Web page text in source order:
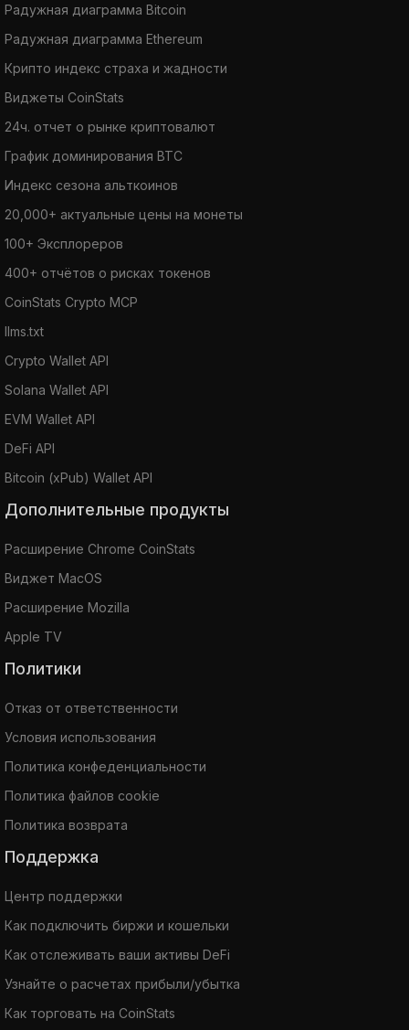
Радужная диаграмма Bitcoin
Радужная диаграмма Ethereum
Крипто индекс страха и жадности
Виджеты CoinStats
24ч. отчет о рынке криптовалют
График доминирования BTC
Индекс сезона альткоинов
20,000+ актуальные цены на монеты
100+ Эксплореров
400+ отчётов о рисках токенов
CoinStats Crypto MCP
llms.txt
Crypto Wallet API
Solana Wallet API
EVM Wallet API
DeFi API
Bitcoin (xPub) Wallet API
Дополнительные продукты
Расширение Chrome CoinStats
Виджет MacOS
Расширение Mozilla
Apple TV
Политики
Отказ от ответственности
Условия использования
Политика конфеденциальности
Политика файлов cookie
Политика возврата
Поддержка
Центр поддержки
Как подключить биржи и кошельки
Как отслеживать ваши активы DeFi
Узнайте о расчетах прибыли/убытка
Как торговать на CoinStats